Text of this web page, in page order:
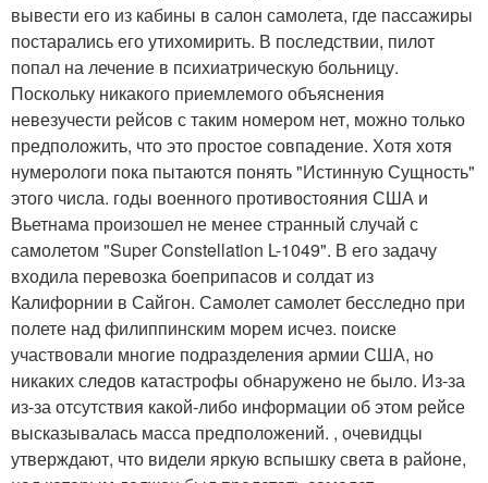
вывести его из кабины в салон самолета, где пассажиры
постарались его утихомирить. В последствии, пилот
попал на лечение в психиатрическую больницу.
Поскольку никакого приемлемого объяснения
невезучести рейсов с таким номером нет, можно только
предположить, что это простое совпадение. Хотя хотя
нумерологи пока пытаются понять "Истинную Сущность"
этого числа. годы военного противостояния США и
Вьетнама произошел не менее странный случай с
самолетом "Super Constellation L-1049". В его задачу
входила перевозка боеприпасов и солдат из
Калифорнии в Сайгон. Самолет самолет бесследно при
полете над филиппинским морем исчез. поиске
участвовали многие подразделения армии США, но
никаких следов катастрофы обнаружено не было. Из-за
из-за отсутствия какой-либо информации об этом рейсе
высказывалась масса предположений. , очевидцы
утверждают, что видели яркую вспышку света в районе,